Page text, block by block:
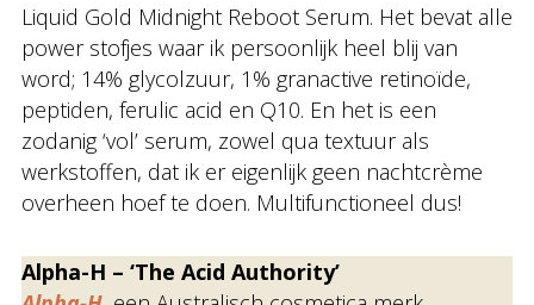
Liquid Gold Midnight Reboot Serum. Het bevat alle
power stofjes waar ik persoonlijk heel blij van
word; 14% glycolzuur, 1% granactive retinoïde,
peptiden, ferulic acid en Q10. En het is een
zodanig ‘vol’ serum, zowel qua textuur als
werkstoffen, dat ik er eigenlijk geen nachtcrème
overheen hoef te doen. Multifunctioneel dus!
Alpha-H – ‘The Acid Authority’